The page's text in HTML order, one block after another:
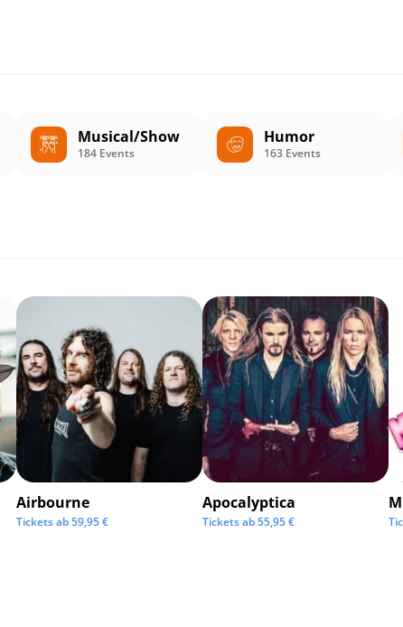
Musical/Show
184 Events
Humor
163 Events
Airbourne
Tickets ab59,95€
Apocalyptica
Tickets ab55,95€